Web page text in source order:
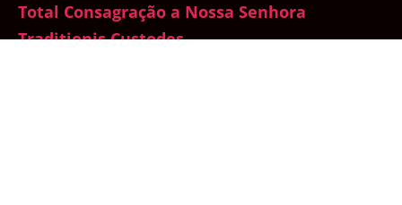
Total Consagração a Nossa Senhora
Traditionis Custodes